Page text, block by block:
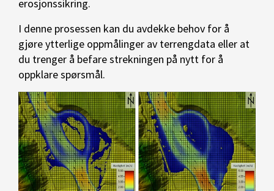
erosjonssikring.
I denne prosessen kan du avdekke behov for å
gjøre ytterlige oppmålinger av terrengdata eller at
du trenger å befare strekningen på nytt for å
oppklare spørsmål.